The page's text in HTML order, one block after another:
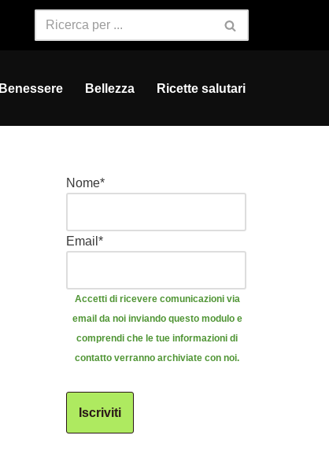
Benessere Bellezza Ricette salutari
Nome*
Email *
Accetti di ricevere comunicazioni via
email da noi inviando questo modulo e
comprendi che le tue informazioni di
contatto verranno archiviate con noi.
Iscriviti